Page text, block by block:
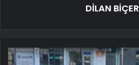
DİLAN BİÇER